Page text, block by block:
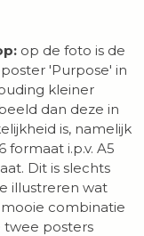
op de foto is de
'Purpose' in
kleiner
dan deze in
is, namelijk
formaat i.p.v. A5
Dit is slechts
illustreren wat
combinatie
twee posters